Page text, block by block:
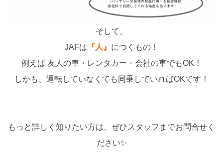
そして、
JAFは 『人』 につくもの！
例えば 友人の車・レンタカー・会社の車でもOK！
しかも、運転していなくても同乗していればOKです！
もっと詳しく知りたい方は、ぜひスタッフまでお問合せく
ださい✨